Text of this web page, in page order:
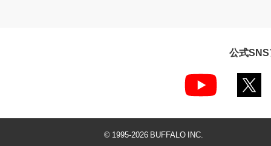
公式
© 1995-2026 BUFFALO INC.